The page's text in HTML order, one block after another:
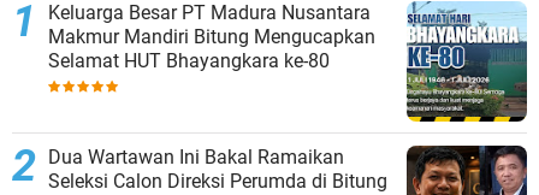
Keluarga Besar PT Madura Nusantara
Makmur Mandiri Bitung Mengucapkan
Selamat HUT Bhayangkara ke-80
Dua Wartawan Ini Bakal Ramaikan
Seleksi Calon Direksi Perumda di Bitung